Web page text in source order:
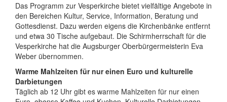
Das Programm zur Vesperkirche bietet vielfältige Angebote in
den Bereichen Kultur, Service, Information, Beratung und
Gottesdienst. Dazu werden eigens die Kirchenbänke entfernt
und etwa 30 Tische aufgebaut. Die Schirmherrschaft für die
Vesperkirche hat die Augsburger Oberbürgermeisterin Eva
Weber übernommen.
Warme Mahlzeiten für nur einen Euro und kulturelle
Darbietungen
Täglich ab 12 Uhr gibt es warme Mahlzeiten für nur einen